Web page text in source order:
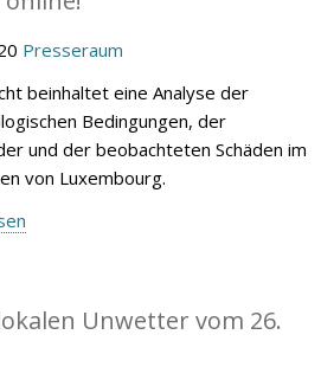
Presseraum
beinhaltet eine Analyse der
Bedingungen, der
und der beobachteten Schäden im
von Luxembourg.
Unwetter vom 26.